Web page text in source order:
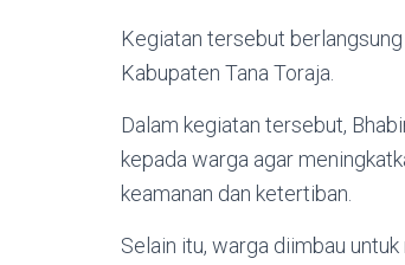
Kegiatan tersebut
Kabupaten Tana Toraja.
Dalam kegiatan tersebut,
kepada warga agar
keamanan dan ketertiban.
Selain itu, warga diimbau